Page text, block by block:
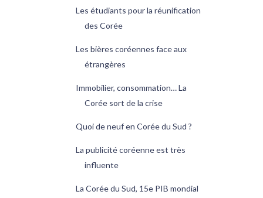
Les étudiants pour la réunification
des Corée
Les bières coréennes face aux
étrangères
Immobilier, consommation… La
Corée sort de la crise
Quoi de neuf en Corée du Sud ?
La publicité coréenne est très
influente
La Corée du Sud, 15e PIB mondial